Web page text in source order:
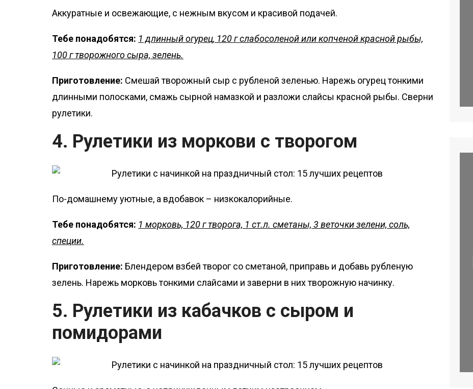
Аккуратные и освежающие, с нежным вкусом и красивой подачей.
Тебе понадобятся: 1 длинный огурец, 120 г слабосоленой или копченой красной рыбы,
100 г творожного сыра, зелень.
Приготовление: Смешай творожный сыр с рубленой зеленью. Нарежь огурец тонкими
длинными полосками, смажь сырной намазкой и разложи слайсы красной рыбы. Сверни
рулетики.
4. Рулетики из моркови с творогом
По-домашнему уютные, а вдобавок – низкокалорийные.
Тебе понадобятся: 1 морковь, 120 г творога, 1 ст.л. сметаны, 3 веточки зелени, соль,
специи.
Приготовление: Блендером взбей творог со сметаной, приправь и добавь рубленую
зелень. Нарежь морковь тонкими слайсами и заверни в них творожную начинку.
5. Рулетики из кабачков с сыром и
помидорами